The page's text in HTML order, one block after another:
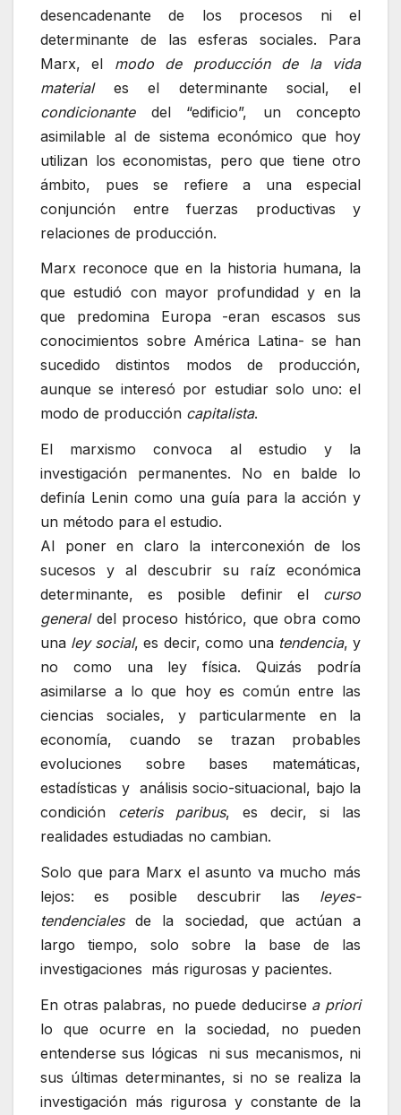
desencadenante de los procesos ni el
determinante de las esferas sociales. Para
Marx, el modo de producción de la vida
materiales el determinante social, el
condicionantedel “edificio”, un concepto
asimilable al de sistema económico que hoy
utilizan los economistas, pero que tiene otro
ámbito, pues se refiere a una especial
conjunción entre fuerzas productivas y
relaciones de producción.
Marx reconoce que en la historia humana, la
que estudió con mayor profundidad y en la
que predomina Europa -eran escasos sus
conocimientos sobre América Latina- se han
sucedido distintos modos de producción,
aunque se interesó por estudiar solo uno: el
modo de producción capitalista.
El marxismo convoca al estudio y la
investigación permanentes. No en balde lo
definía Lenin como una guía para la acción y
un método para el estudio.
Al poner en claro la interconexión de los
sucesos y al descubrir su raíz económica
determinante, es posible definir el curso
generaldel proceso histórico, que obra como
una ley social, es decir, como una tendencia, y
no como una ley física. Quizás podría
asimilarse a lo que hoy es común entre las
ciencias sociales, y particularmente en la
economía, cuando se trazan probables
evoluciones sobre bases matemáticas,
estadísticas y análisis socio-situacional, bajo la
condición ceteris paribus, es decir, si las
realidades estudiadas no cambian.
Solo que para Marx el asunto va mucho más
lejos: es posible descubrir las leyes-
tendencialesde la sociedad, que actúan a
largo tiempo, solo sobre la base de las
investigaciones más rigurosas y pacientes.
En otras palabras, no puede deducirse a priori
lo que ocurre en la sociedad, no pueden
entenderse sus lógicas ni sus mecanismos, ni
sus últimas determinantes, si no se realiza la
investigación más rigurosa y constante de la